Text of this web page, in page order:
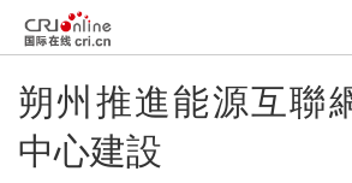
朔州推進能源互聯
中心建設